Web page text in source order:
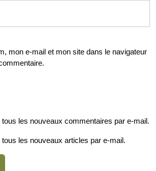
mon e-mail et mon site dans le navigateur
les nouveaux commentaires par e-mail.
les nouveaux articles par e-mail.